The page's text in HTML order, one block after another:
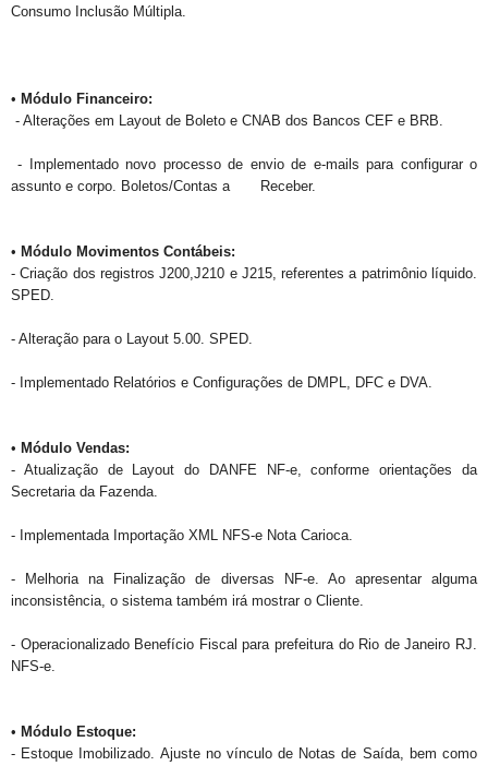
Consumo Inclusão Múltipla.
• Módulo Financeiro:
- Alterações em Layout de Boleto e CNAB dos Bancos CEF e BRB.
- Implementado novo processo de envio de e-mails para configurar o
assunto e corpo. Boletos/Contas a Receber.
• Módulo Movimentos Contábeis:
- Criação dos registros J200,J210 e J215, referentes a patrimônio líquido.
SPED.
- Alteração para o Layout 5.00. SPED.
- Implementado Relatórios e Configurações de DMPL, DFC e DVA.
• Módulo Vendas:
- Atualização de Layout do DANFE NF-e, conforme orientações da
Secretaria da Fazenda.
- Implementada Importação XML NFS-e Nota Carioca.
- Melhoria na Finalização de diversas NF-e. Ao apresentar alguma
inconsistência, o sistema também irá mostrar o Cliente.
- Operacionalizado Benefício Fiscal para prefeitura do Rio de Janeiro RJ.
NFS-e.
• Módulo Estoque:
- Estoque Imobilizado. Ajuste no vínculo de Notas de Saída, bem como